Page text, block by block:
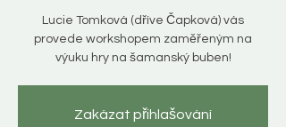
Lucie Tomková (dříve Čapková) vás
provede workshopem zaměřeným na
výuku hry na šamanský buben!
Zakázat přihlašování